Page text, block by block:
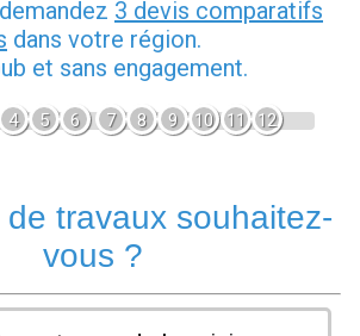
3 devis comparatifs
dans votre région.
et sans engagement.
4 5 6 7 8 9 10 11 12
travaux souhaitez-
vous ?